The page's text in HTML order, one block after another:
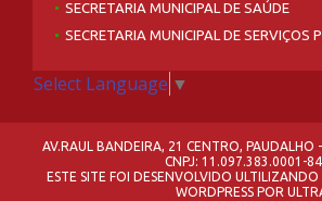
SECRETARIA MUNICIPAL DE SAÚDE
SECRETARIA MUNICIPAL DE SERVIÇOS
Select Language ▼
AV.RAUL BANDEIRA, 21 CENTRO, PAUDALHO
CNPJ: 11.097.383.0001-84
ESTE SITE FOI DESENVOLVIDO
WORDPRESS POR